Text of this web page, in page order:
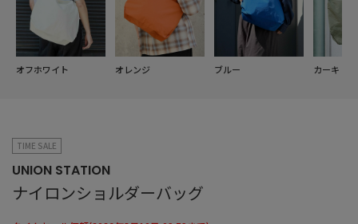
オフホワイト オレンジ ブルー カーキ
TIME SALE
UNION STATION
ナイロンショルダーバッグ